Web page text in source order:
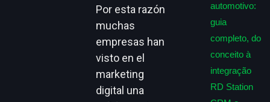
Por esta razón
muchas
empresas han
visto en el
marketing
digital una
automotivo:
guia
completo, do
conceito à
integração
RD Station